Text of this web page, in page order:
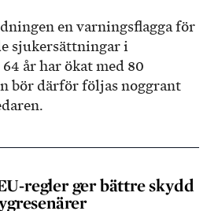
en varningsflagga för
sjukersättningar i
år har ökat med 80
bör därför följas noggrant
regler ger bättre skydd